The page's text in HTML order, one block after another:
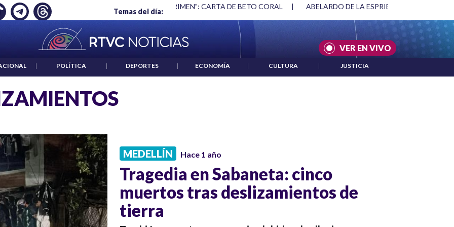
Temas del día:
EMPLEO: JP MORGAN "HABLAR NO ES UN CRIMEN": CARTA DE BETO CORAL | ABELARDO DE LA ESPRIELLA Y DMG
VER EN VIVO
| POLÍTICA | DEPORTES | ECONOMÍA | CULTURA | JUSTICIA
MEDELLÍN Hace 1 año
Tragedia en Sabaneta: cinco
muertos tras deslizamientos de
tierra